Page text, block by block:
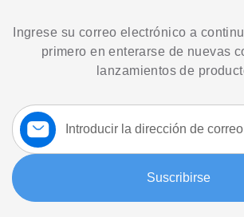
Ingrese su correo electrónico a
primero en enterarse de nuevas
lanzamientos de
Suscríbase
a
nuestro
boletín:
Suscribirse